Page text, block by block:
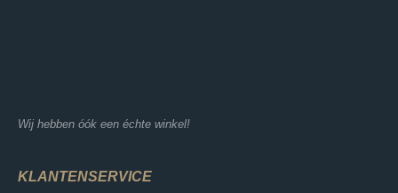
Wij hebben óók een échte winkel!
KLANTENSERVICE